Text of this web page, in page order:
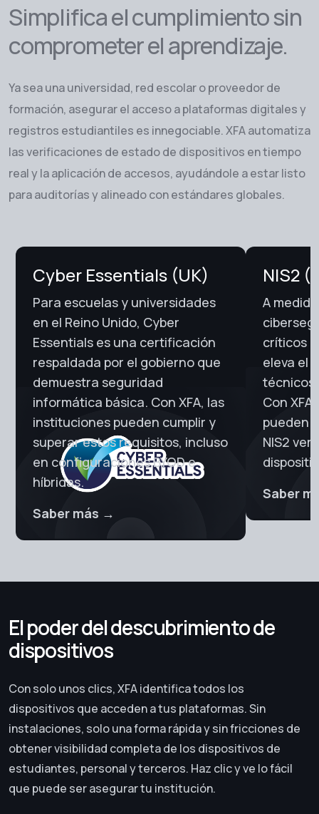
Simplifica el cumplimiento sin
comprometer el aprendizaje.
Ya sea una universidad, red escolar o proveedor de
formación, asegurar el acceso a plataformas digitales y
registros estudiantiles es innegociable. XFA automatiza
las verificaciones de estado de dispositivos en tiempo
real y la aplicación de accesos, ayudándole a estar listo
para auditorías y alineado con estándares globales.
Cyber Essentials (UK)
Para escuelas y universidades
en el Reino Unido, Cyber
Essentials es una certificación
respaldada por el gobierno que
demuestra seguridad
informática básica. Con XFA, las
instituciones pueden cumplir y
superar estos requisitos, incluso
en configuraciones BYOD e
híbridas.
Saber más →
NIS2
A
críticos
eleva el
técnicos
Con
pueden
NIS2
Saber
El poder del descubrimiento de
dispositivos
Con solo unos clics, XFA identifica todos los
dispositivos que acceden a tus plataformas. Sin
instalaciones, solo una forma rápida y sin fricciones de
obtener visibilidad completa de los dispositivos de
estudiantes, personal y terceros. Haz clic y ve lo fácil
que puede ser asegurar tu institución.